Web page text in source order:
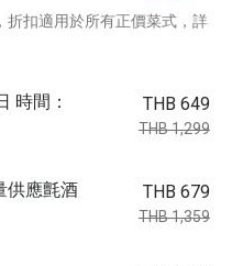
折扣適用於所有正價菜式，詳
時間：
THB 649
THB 1,299
供應氈酒
THB 679
THB 1,359